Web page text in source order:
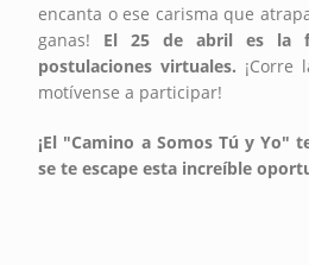
encanta o ese carisma que
ganas! El 25 de abril es la
postulaciones virtuales. ¡Corre
motívense a participar!
¡El "Camino a Somos Tú y Yo"
se te escape esta increíble